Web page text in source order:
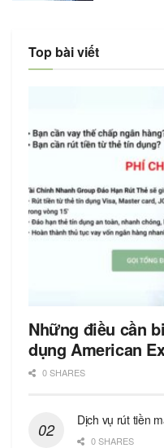
Top bài viết
Những điều cần
dụng American
0 SHARES
Dịch vụ rút tiền
0 SHARES